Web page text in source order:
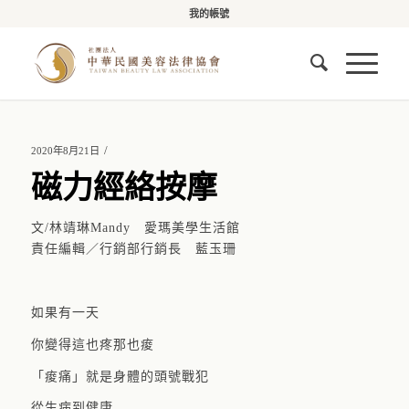
我的帳號
2020年8月21日 /
磁力經絡按摩
文/林靖琳Mandy 愛瑪美學生活館
責任編輯／行銷部行銷長 藍玉珊
如果有一天
你變得這也疼那也痠
「痠痛」就是身體的頭號戰犯